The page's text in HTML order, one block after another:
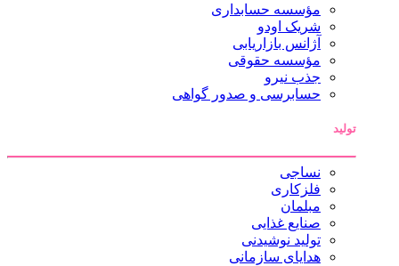
مؤسسه حسابداری
شریک اودو
آژانس بازاریابی
مؤسسه حقوقی
جذب نیرو
حسابرسی و صدور گواهی
تولید
نساجی
فلزکاری
مبلمان
صنایع غذایی
تولید نوشیدنی
هدایای سازمانی